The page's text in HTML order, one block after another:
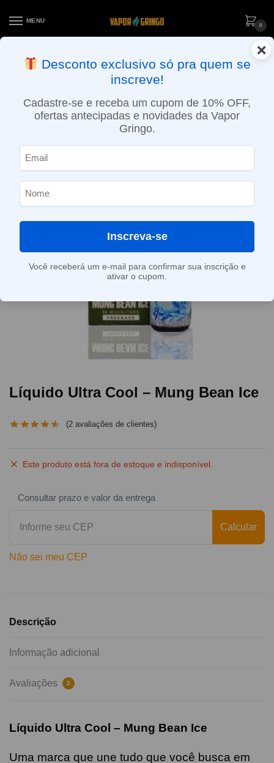
MENU
0
ENTREGA NO MESMO DIA EM SÃO PAULO (SEG A SEX): PEDIDOS
APROVADOS ATÉ 15:30 VIA MOTOBOY
Líquido Ultra Cool – Mung Bean Ice
(2 avaliações de clientes)
Este produto está fora de estoque e indisponível.
Consultar prazo e valor da entrega
Calcular
Não sei meu CEP
Descrição
Informação adicional
Avaliações 2
Líquido Ultra Cool – Mung Bean Ice
Uma marca que une tudo que você busca em
×
Desconto exclusivo só pra quem se
inscreve!
Cadastre-se e receba um cupom de 10% OFF,
ofertas antecipadas e novidades da Vapor
Gringo.
Inscreva-se
Você receberá um e-mail para confirmar sua inscrição e
ativar o cupom.